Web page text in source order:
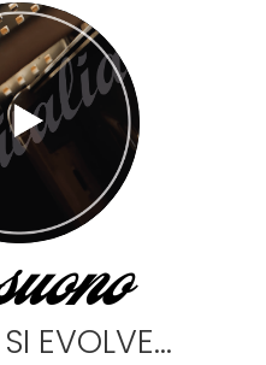
EVOLVE...